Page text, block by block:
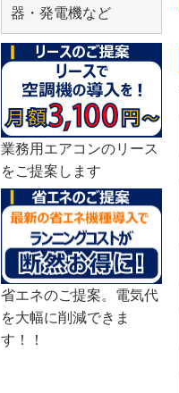
器・発電機など
業務用エアコンのリース
をご提案します
省エネのご提案。電気代
を大幅に削減できま
す！！